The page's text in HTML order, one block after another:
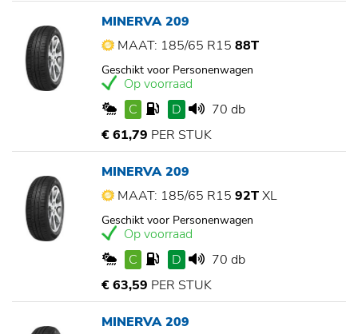
MINERVA 209
MAAT: 185/65 R15 88T
Geschikt voor Personenwagen
Op voorraad
C
D
70 db
€ 61,79 PER STUK
MINERVA 209
MAAT: 185/65 R15 92TXL
Geschikt voor Personenwagen
Op voorraad
C
D
70 db
€ 63,59 PER STUK
MINERVA 209